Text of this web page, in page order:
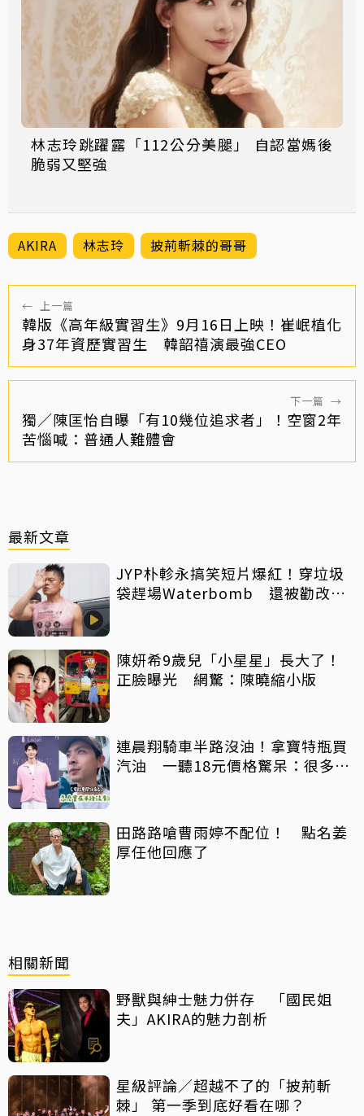
林志玲跳躍露「112公分美腿」 自認當媽後
脆弱又堅強
AKIRA 林志玲 披荊斬棘的哥哥
← 上一篇
韓版《高年級實習生》9月16日上映！崔岷植化
身37年資歷實習生 韓韶禧演最強CEO
下一篇 →
獨／陳匡怡自曝「有10幾位追求者」！空窗2年
苦惱喊：普通人難體會
最新文章
JYP朴軫永搞笑短片爆紅！穿垃圾
袋趕場Waterbomb 還被勸改名
陳妍希9歲兒「小星星」長大了！
正臉曝光 網驚：陳曉縮小版
連晨翔騎車半路沒油！拿寶特瓶買
汽油 一聽18元價格驚呆：很多水
田路路嗆曹雨婷不配位！ 點名姜
厚任他回應了
相關新聞
野獸與紳士魅力併存 「國民姐
夫」AKIRA的魅力剖析
星級評論／超越不了的「披荊斬
棘」 第一季到底好看在哪？